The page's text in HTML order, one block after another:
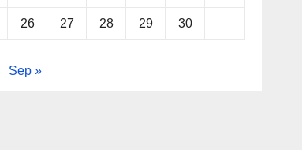
26 27 28 29 30
Sep »